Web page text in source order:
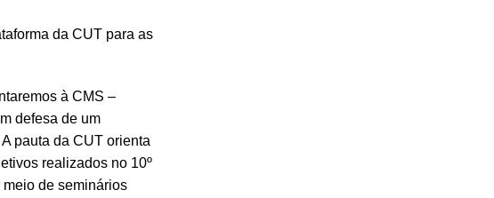
da CUT para as
à CMS –
defesa de um
pauta da CUT orienta
realizados no 10º
de seminários